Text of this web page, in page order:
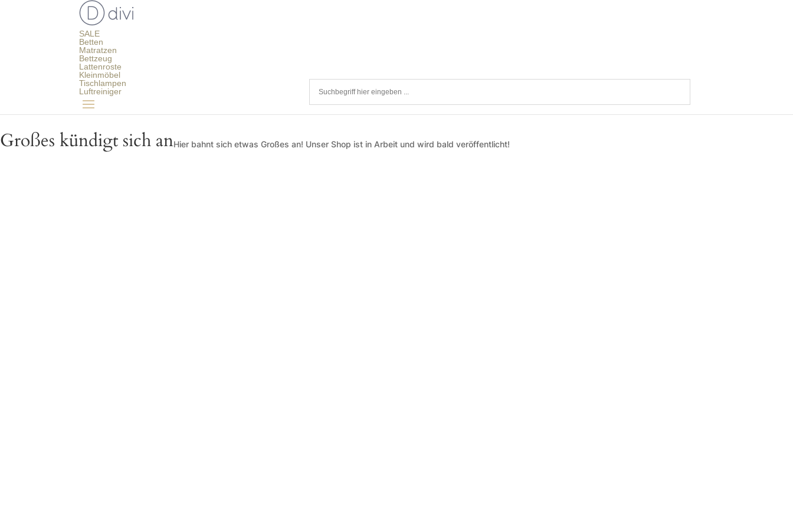
SALE
Betten
Matratzen
Bettzeug
Lattenroste
Kleinmöbel
Tischlampen
Luftreiniger
Großes kündigt sich anHier bahnt sich etwas Großes an! Unser Shop ist in Arbeit und wird bald veröffentlicht!